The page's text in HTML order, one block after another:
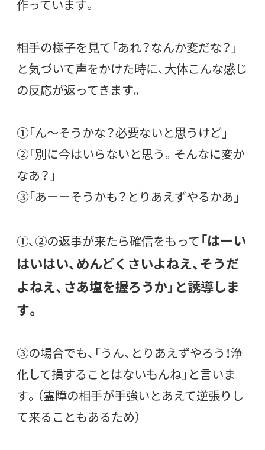
作っています。
相手の様子を見て「あれ？なんか変だな？」
と気づいて声をかけた時に、大体こんな感じ
の反応が返ってきます。
①「ん〜そうかな？必要ないと思うけど」
②「別に今はいらないと思う。そんなに変か
なあ？」
③「あーーそうかも？とりあえずやるかあ」
①、②の返事が来たら確信をもって 「はーい
はいはい、めんどくさいよねえ、そうだ
よねえ、さあ塩を握ろうか」と誘導しま
す。
③の場合でも、「うん、とりあえずやろう！浄
化して損することはないもんね」と言いま
す。（霊障の相手が手強いとあえて逆張りし
て来ることもあるため）